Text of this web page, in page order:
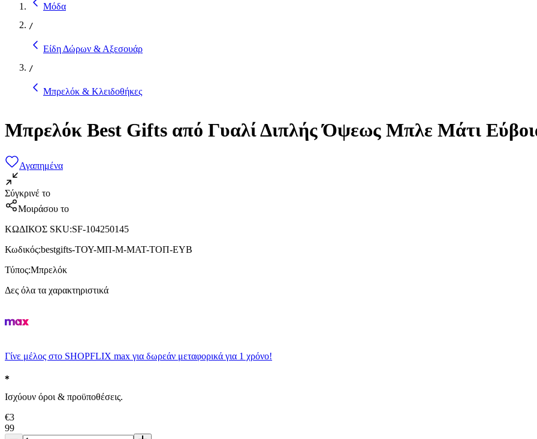
Μόδα
/
Είδη Δώρων & Αξεσουάρ
/
Μπρελόκ & Κλειδοθήκες
Μπρελόκ Best Gifts από Γυαλί Διπλής Όψεως Μπλε Μάτι
Αγαπημένα
Σύγκρινέ το
Μοιράσου το
ΚΩΔΙΚΟΣ SKU:SF-104250145
Κωδικός:bestgifts-ΤΟΥ-ΜΠ-Μ-ΜΑΤ-ΤΟΠ-ΕΥΒ
Τύπος:Μπρελόκ
Δες όλα τα χαρακτηριστικά
Γίνε μέλος στο SHOPFLIX max για δωρεάν μεταφορικά για 1 χρόνο!
Ισχύουν όροι & προϋποθέσεις.
€3
99